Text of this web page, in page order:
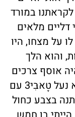
במורד
מלאים
על מצחו, היו
והוא הלך
אוסף צרכים
— אדם שמסתובב ומפנה צרכים. הוא נעל טָאבִּי3 עם
בצבע כחול